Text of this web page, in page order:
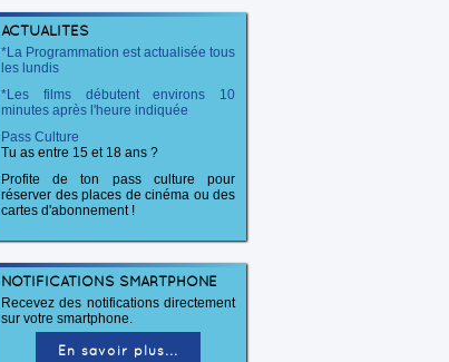
ACTUALITÉS
*La Programmation est actualisée tous
les lundis
*Les films débutent environs 10
minutes après l'heure indiquée
Pass Culture
Tu as entre 15 et 18 ans ?
Profite de ton pass culture pour
réserver des places de cinéma ou des
cartes d'abonnement !
NOTIFICATIONS SMARTPHONE
Recevez des notifications directement
sur votre smartphone.
En savoir plus...